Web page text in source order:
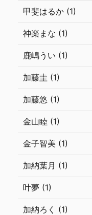
甲斐はるか (1)
神楽まな (1)
鹿嶋うい (1)
加藤圭 (1)
加藤悠 (1)
金山睦 (1)
金子智美 (1)
加納葉月 (1)
叶夢 (1)
加納ろく (1)